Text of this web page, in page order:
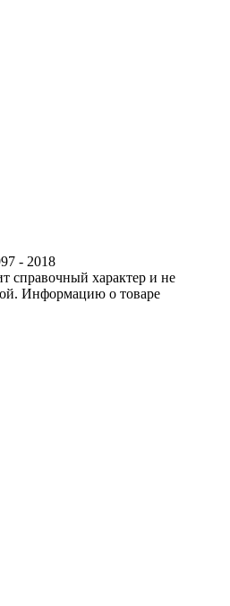
- 2018
справочный характер и не
Информацию о товаре